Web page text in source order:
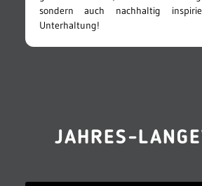
sondern auch nachhaltig
Unterhaltung!
JAHRES-